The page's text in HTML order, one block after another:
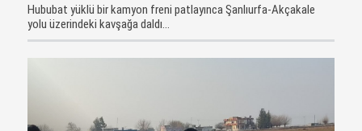
Hububat yüklü bir kamyon freni patlayınca Şanlıurfa-Akçakale
yolu üzerindeki kavşağa daldı...